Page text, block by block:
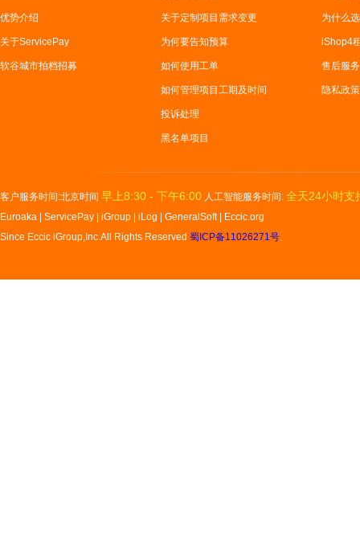
优势介绍
关于ServicePay
软谷城市拍档招募
关于定制项目需求变更
为何要告知预算
如何使用工单
如何管理项目工期及时间
投诉处理
黑名单项目
为什么
iShop4
售后服务
隐私政策
客户服务时间:北京时间 早上8:30 - 下午6:00 人工智能服务时间: 全天24小时支
Euroaka ServicePay iGroup iLog GeneralSoft|
Eccic.org
Since Eccic iGroup,Inc.All Rights Reserved 蜀ICP备11026271号.